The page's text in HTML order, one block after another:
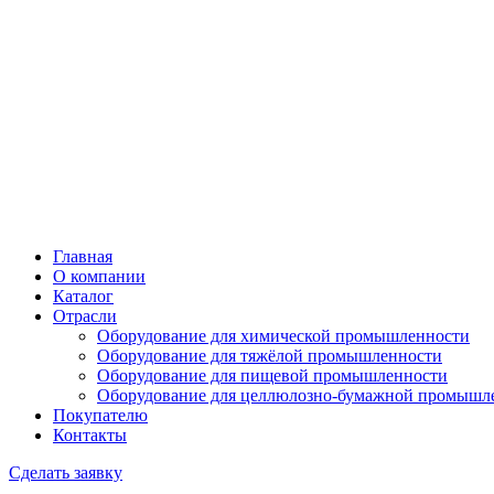
Главная
О компании
Каталог
Отрасли
Оборудование для химической промышленности
Оборудование для тяжёлой промышленности
Оборудование для пищевой промышленности
Оборудование для целлюлозно-бумажной
Покупателю
Контакты
Сделать заявку